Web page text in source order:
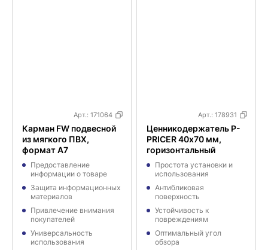
Арт.: 171064
Карман FW подвесной
из мягкого ПВХ,
формат А7
Предоставление
информации о товаре
Защита информационных
материалов
Привлечение внимания
покупателей
Универсальность
использования
Арт.: 178931
Ценникодержатель P-
PRICER 40х70 мм,
горизонтальный
Простота установки и
использования
Антибликовая
поверхность
Устойчивость к
повреждениям
Оптимальный угол
обзора